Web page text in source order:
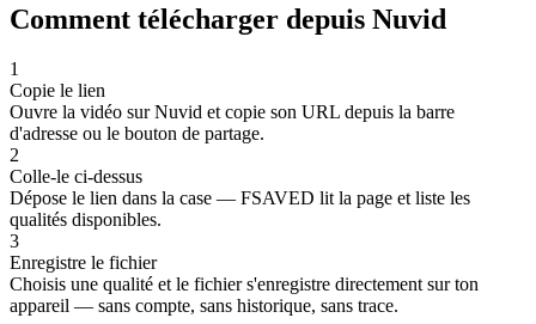
Comment télécharger depuis Nuvid
1
Copie le lien
Ouvre la vidéo sur Nuvid et copie son URL depuis la barre
d'adresse ou le bouton de partage.
2
Colle-le ci-dessus
Dépose le lien dans la case — FSAVED lit la page et liste les
qualités disponibles.
3
Enregistre le fichier
Choisis une qualité et le fichier s'enregistre directement sur ton
appareil — sans compte, sans historique, sans trace.